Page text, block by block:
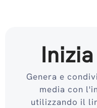
Genera e
media con
utilizzando il